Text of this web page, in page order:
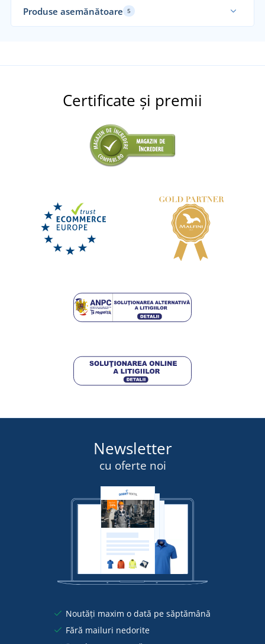
Produse asemănătoare 5
Geacă hibridă de damă Cross
291,50 lei
Certificate și premii
Newsletter
cu oferte noi
Noutăți maxim o dată pe săptămână
Fără mailuri nedorite